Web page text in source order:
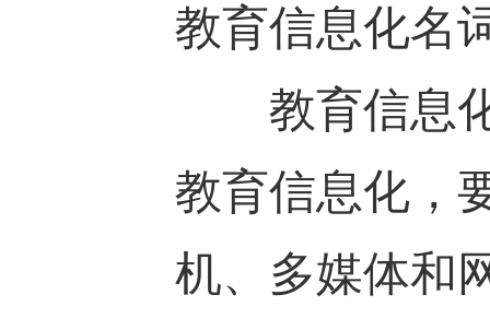
教育信息化名
教育信息化
教育信息化，
机、多媒体和